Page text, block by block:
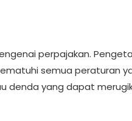
perpajakan.
semua peraturan
denda yang dapat